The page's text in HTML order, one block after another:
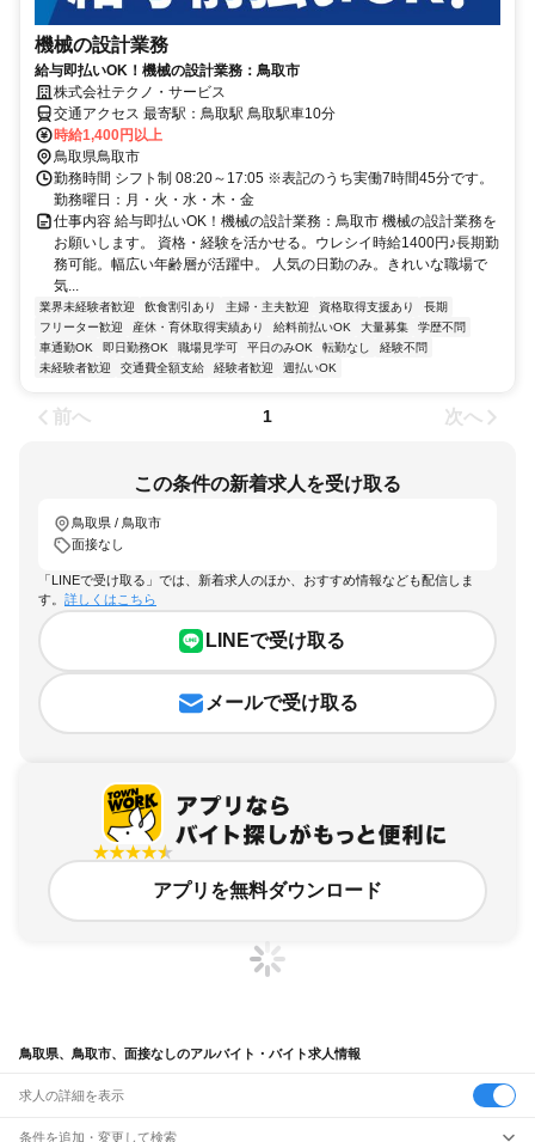
機械の設計業務
給与即払いOK！機械の設計業務：鳥取市
株式会社テクノ・サービス
交通アクセス 最寄駅：鳥取駅 鳥取駅車10分
時給1,400円以上
鳥取県鳥取市
勤務時間 シフト制 08:20～17:05 ※表記のうち実働7時間45分です。
勤務曜日：月・火・水・木・金
仕事内容 給与即払いOK！機械の設計業務：鳥取市 機械の設計業務を
お願いします。 資格・経験を活かせる。ウレシイ時給1400円♪長期勤
務可能。幅広い年齢層が活躍中。 人気の日勤のみ。きれいな職場で
気...
業界未経験者歓迎 飲食割引あり 主婦・主夫歓迎 資格取得支援あり
長期
フリーター歓迎
産休・育休取得実績あり 給料前払いOK 大量募集
学歴不問
車通勤OK
即日勤務OK 職場見学可 平日のみOK 転勤なし
経験不問
未経験者歓迎
交通費全額支給 経験者歓迎 週払いOK
前へ 1 次へ
この条件の新着求人を受け取る
鳥取県 / 鳥取市
面接なし
「LINEで受け取る」では、新着求人のほか、おすすめ情報なども配信しま
す。 詳しくはこちら
LINEで受け取る
メールで受け取る
アプリを無料ダウンロード
鳥取県、鳥取市、面接なしのアルバイト・バイト求人情報
求人の詳細を表示
条件を追加・変更して検索